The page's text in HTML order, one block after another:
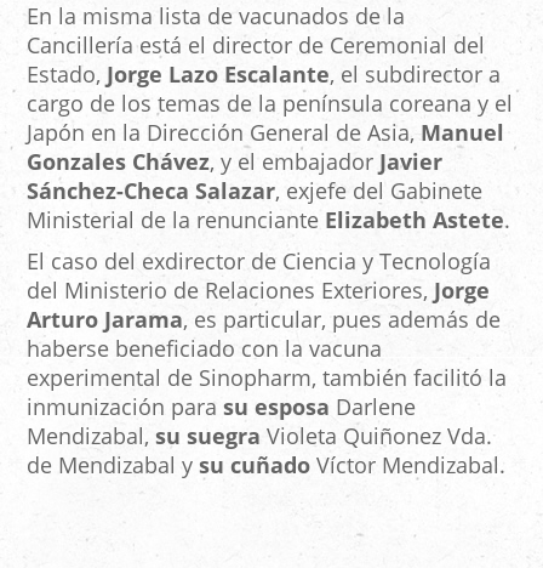
En la misma lista de vacunados de la
Cancillería está el director de Ceremonial del
Estado, Jorge Lazo Escalante, el subdirector a
cargo de los temas de la península coreana y el
Japón en la Dirección General de Asia, Manuel
Gonzales Chávez, y el embajador Javier
Sánchez-Checa Salazar, exjefe del Gabinete
Ministerial de la renunciante Elizabeth Astete.
El caso del exdirector de Ciencia y Tecnología
del Ministerio de Relaciones Exteriores, Jorge
Arturo Jarama, es particular, pues además de
haberse beneficiado con la vacuna
experimental de Sinopharm, también facilitó la
inmunización para su esposa Darlene
Mendizabal, su suegra Violeta Quiñonez Vda.
de Mendizabal y su cuñado Víctor Mendizabal.